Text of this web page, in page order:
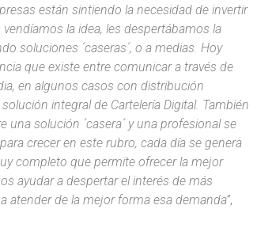
están sintiendo la necesidad de invertir
la idea, les despertábamos la
soluciones ´caseras´, o a medias. Hoy
que existe entre comunicar a través de
en algunos casos con distribución
integral de Cartelería Digital. También
una solución ´casera´ y una profesional se
crecer en este rubro, cada día se genera
completo que permite ofrecer la mejor
ayudar a despertar el interés de más
atender de la mejor forma esa demanda”,